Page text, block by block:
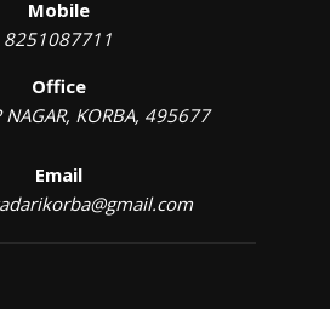
Mobile
8251087711
Office
NAGAR, KORBA, 495677
Email